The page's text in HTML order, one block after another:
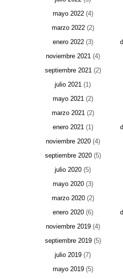
mayo 2022(4)
marzo 2022(2)
enero 2022(3)
noviembre 2021(4)
septiembre 2021(2)
julio 2021 (1)
mayo 2021(2)
marzo 2021(2)
enero 2021(1)
noviembre 2020(4)
septiembre 2020(5)
julio 2020 (5)
mayo 2020(3)
marzo 2020(2)
enero 2020(6)
noviembre 2019(4)
septiembre 2019(5)
julio 2019 (7)
mayo 2019(5)